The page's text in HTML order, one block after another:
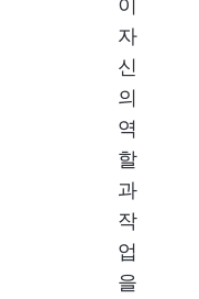
자
신
의
역
할
과
작
업
을